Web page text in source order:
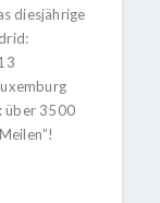
diesjährige
über 3500